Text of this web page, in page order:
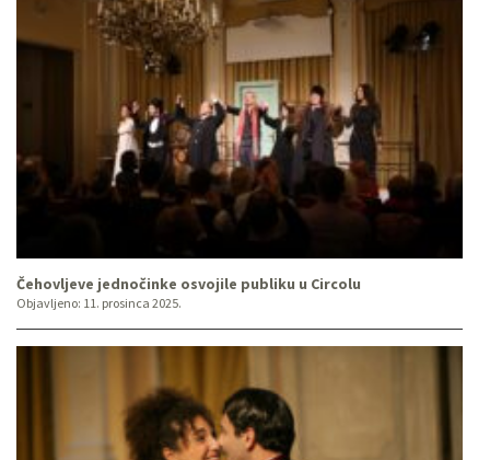
Čehovljeve jednočinke osvojile publiku u Circolu
Objavljeno: 11. prosinca 2025.